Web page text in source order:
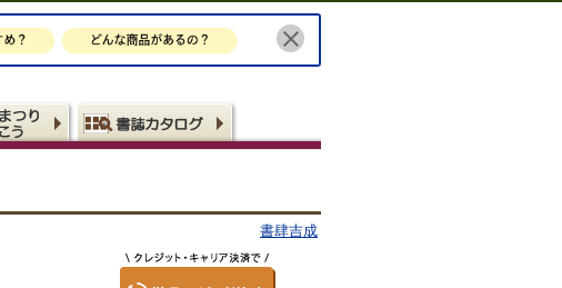
書肆吉成